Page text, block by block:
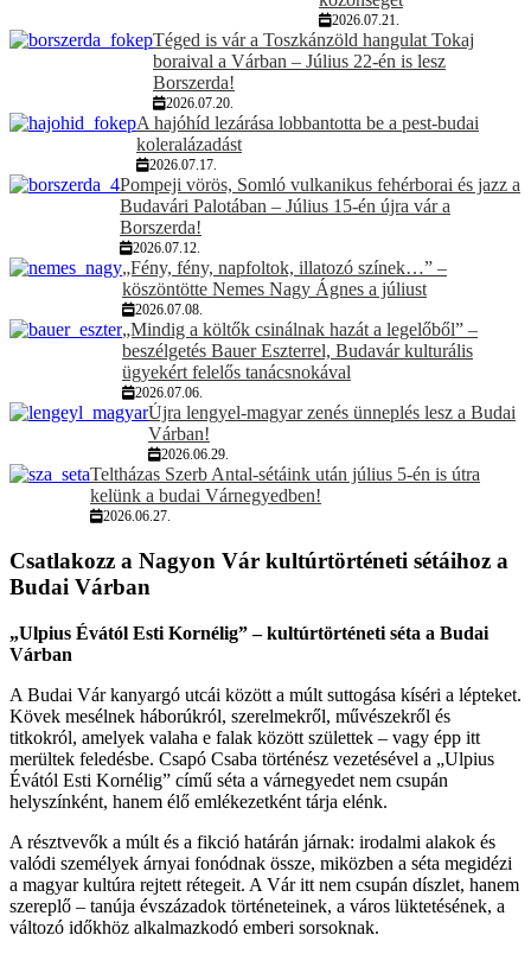
2026.07.21.
Téged is vár a Toszkánzöld hangulat Tokaj
boraival a Várban – Július 22-én is lesz
Borszerda!
2026.07.20.
A hajóhíd lezárása lobbantotta be a pest-budai
koleralázadást
2026.07.17.
Pompeji vörös, Somló vulkanikus fehérborai és jazz a
Budavári Palotában – Július 15-én újra vár a
Borszerda!
2026.07.12.
„Fény, fény, napfoltok, illatozó színek…” –
köszöntötte Nemes Nagy Ágnes a júliust
2026.07.08.
„Mindig a költők csinálnak hazát a legelőből” –
beszélgetés Bauer Eszterrel, Budavár kulturális
ügyekért felelős tanácsnokával
2026.07.06.
Újra lengyel-magyar zenés ünneplés lesz a Budai
Várban!
2026.06.29.
Teltházas Szerb Antal-sétáink után július 5-én is útra
kelünk a budai Várnegyedben!
2026.06.27.
Csatlakozz a Nagyon Vár kultúrtörténeti sétáihoz a
Budai Várban
„Ulpius Évától Esti Kornélig” – kultúrtörténeti séta a Budai
Várban
A Budai Vár kanyargó utcái között a múlt suttogása kíséri a lépteket.
Kövek mesélnek háborúkról, szerelmekről, művészekről és
titkokról, amelyek valaha e falak között születtek – vagy épp itt
merültek feledésbe. Csapó Csaba történész vezetésével a „Ulpius
Évától Esti Kornélig” című séta a várnegyedet nem csupán
helyszínként, hanem élő emlékezetként tárja elénk.
A résztvevők a múlt és a fikció határán járnak: irodalmi alakok és
valódi személyek árnyai fonódnak össze, miközben a séta megidézi
a magyar kultúra rejtett rétegeit. A Vár itt nem csupán díszlet, hanem
szereplő – tanúja évszázadok történeteinek, a város lüktetésének, a
változó időkhöz alkalmazkodó emberi sorsoknak.